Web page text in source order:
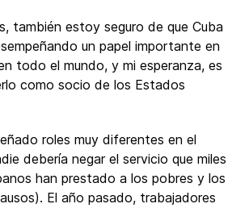
también estoy seguro de que Cuba
un papel importante en
todo el mundo, y mi esperanza, es
como socio de los Estados
roles muy diferentes en el
debería negar el servicio que miles
han prestado a los pobres y los
El año pasado, trabajadores